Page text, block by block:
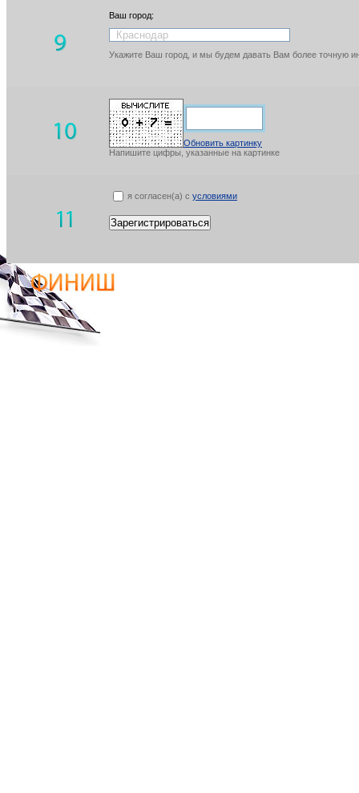
Ваш город:
Укажите Ваш город, и мы будем давать Вам более точную
Обновить картинку
Напишите цифры, указанные на картинке
я согласен(а) с условиями
Зарегистрироваться